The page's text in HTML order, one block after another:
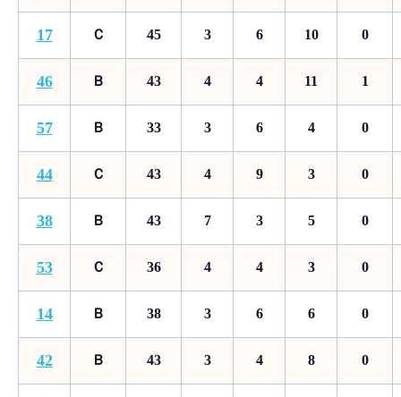
17 Ｃ 45 3 6 10 0
46 Ｂ 43 4 4 11 1
57 Ｂ 33 3 6 4 0
44 Ｃ 43 4 9 3 0
38 Ｂ 43 7 3 5 0
53 Ｃ 36 4 4 3 0
14 Ｂ 38 3 6 6 0
42 Ｂ 43 3 4 8 0